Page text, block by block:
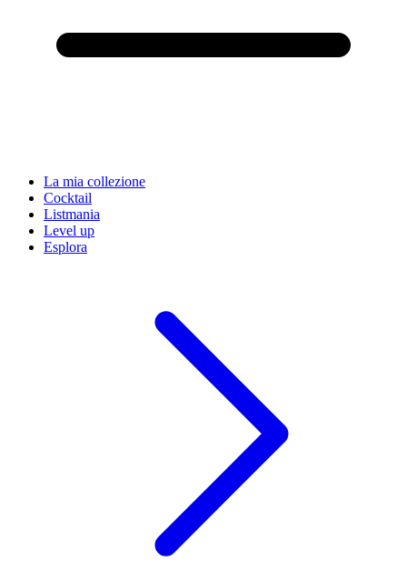
La mia collezione
Cocktail
Listmania
Level up
Esplora